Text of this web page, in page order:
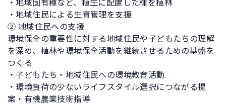
・地域固有種など、植生に配慮した種を植林
・地域住民による生育管理を支援
② 地域住民への支援
環境保全の重要性に対する地域住民や子どもたちの理解
を深め、植林や環境保全活動を継続させるための基盤を
つくる
・子どもたち・地域住民への環境教育活動
・環境負荷の少ないライフスタイル選択につながる提
案・有機農業技術指導